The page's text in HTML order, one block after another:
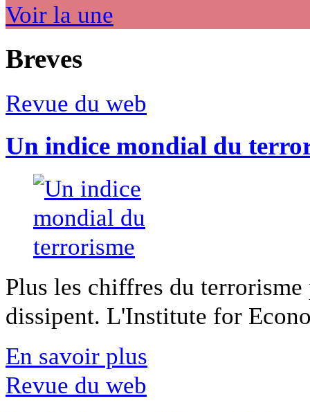
Voir la une
Breves
Revue du web
Un indice mondial du
Plus les chiffres du
dissipent. L'Institute for
En savoir plus
Revue du web